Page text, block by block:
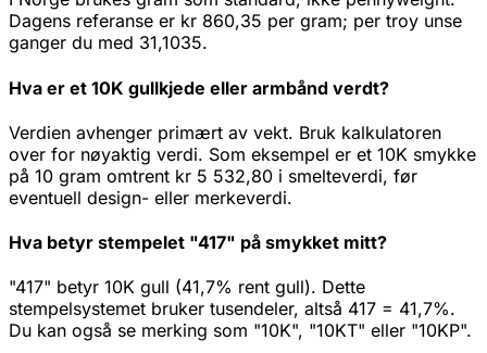
Dagens referanse er kr 860,35 per gram; per troy unse
ganger du med 31,1035.
Hva er et 10K gullkjede eller armbånd verdt?
Verdien avhenger primært av vekt. Bruk kalkulatoren
over for nøyaktig verdi. Som eksempel er et 10K smykke
på 10 gram omtrent kr 5 532,80 i smelteverdi, før
eventuell design- eller merkeverdi.
Hva betyr stempelet "417" på smykket mitt?
"417" betyr 10K gull (41,7% rent gull). Dette
stempelsystemet bruker tusendeler, altså 417 = 41,7%.
Du kan også se merking som "10K", "10KT" eller "10KP".